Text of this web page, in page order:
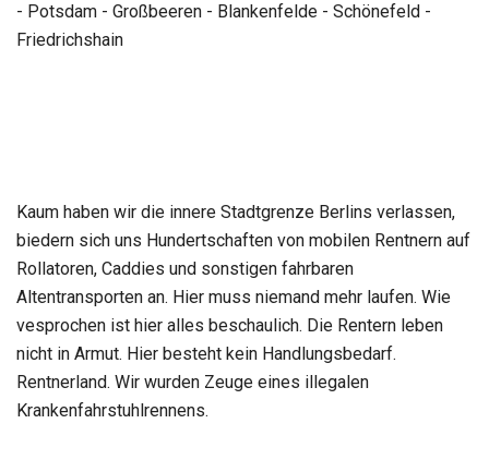
- Potsdam - Großbeeren - Blankenfelde - Schönefeld -
Friedrichshain
Kaum haben wir die innere Stadtgrenze Berlins verlassen,
biedern sich uns Hundertschaften von mobilen Rentnern auf
Rollatoren, Caddies und sonstigen fahrbaren
Altentransporten an. Hier muss niemand mehr laufen. Wie
vesprochen ist hier alles beschaulich. Die Rentern leben
nicht in Armut. Hier besteht kein Handlungsbedarf.
Rentnerland. Wir wurden Zeuge eines illegalen
Krankenfahrstuhlrennens.